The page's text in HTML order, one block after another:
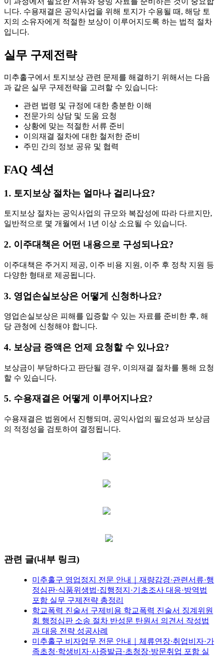
니다. 수용재결은 공익사업을 위해 토지가 수용될 때, 해당 토
지의 소유자에게 적절한 보상이 이루어지도록 하는 법적 절차
입니다.
실무 구제전략
미추홀구에서 토지보상 관련 문제를 해결하기 위해서는 다음
과 같은 실무 구제전략을 고려할 수 있습니다:
관련 법령 및 규정에 대한 충분한 이해
전문가의 상담 및 도움 요청
상황에 맞는 적절한 서류 준비
이의재결 절차에 대한 철저한 준비
주민 간의 정보 공유 및 협력
FAQ 섹션
1. 토지보상 절차는 얼마나 걸리나요?
토지보상 절차는 공익사업의 규모와 복잡성에 따라 다르지만,
일반적으로 몇 개월에서 1년 이상 소요될 수 있습니다.
2. 이주대책은 어떤 내용으로 구성되나요?
이주대책은 주거지 제공, 이주 비용 지원, 이주 후 정착 지원 등
다양한 형태로 제공됩니다.
3. 영업손실보상은 어떻게 신청하나요?
영업손실보상은 피해를 입증할 수 있는 자료를 준비한 후, 해
당 관청에 신청해야 합니다.
4. 보상금 증액은 언제 요청할 수 있나요?
보상금이 부당하다고 판단될 경우, 이의재결 절차를 통해 요청
할 수 있습니다.
5. 수용재결은 어떻게 이루어지나요?
수용재결은 법원에서 진행되며, 공익사업의 필요성과 보상금
의 적정성을 검토하여 결정됩니다.
관련 글(내부 링크)
미추홀구 영업정지 전문 안내｜재량감경·관련서류·행
정심판·식품위생법·집행정지·기초조사 대응·방역법
포함 실무 구제전략 총정리
학교폭력 진술서 구제비용 학교폭력 진술서 징계위원
회 행정심판 소송 절차 반성문 탄원서 의견서 작성법
과 대응 전략 성공사례
미추홀구 비자업무 전문 안내｜체류연장·취업비자·가
족초청·학생비자·사증발급·초청장·방문취업 포함 실